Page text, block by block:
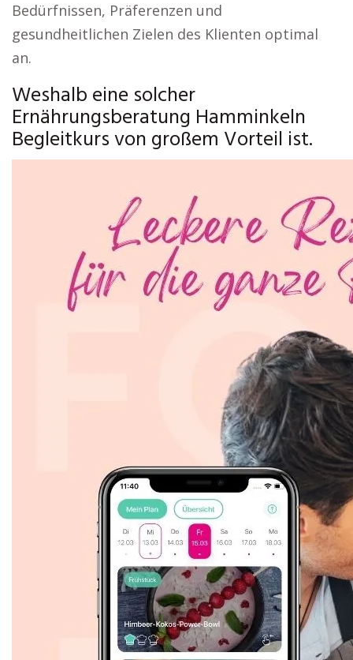
Bedürfnissen, Präferenzen und
gesundheitlichen Zielen des Klienten optimal
an.
Weshalb eine solcher
Ernährungsberatung Hamminkeln
Begleitkurs von großem Vorteil ist.